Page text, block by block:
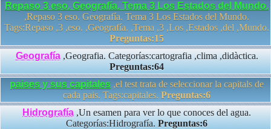
Repaso 3 eso. Geografía. Tema 3 Los Estados del Mundo.
,Repaso 3 eso. Geografía. Tema 3 Los Estados del Mundo.
Tags:Repaso ,3 ,eso. ,Geografía. ,Tema ,3 ,Los ,Estados ,del ,Mundo.
Preguntas:15
Geografía,Geografia. Categorías:cartografia ,clima ,didàctica.
Preguntas:64
paises y sus capitales ,el test trata de seleccionar la capitals de
cada pais. Tags:capitales. Preguntas:6
Hidrografía ,Un esamen para ver lo que conoces del agua.
Categorías:Hidrografía. Preguntas:6